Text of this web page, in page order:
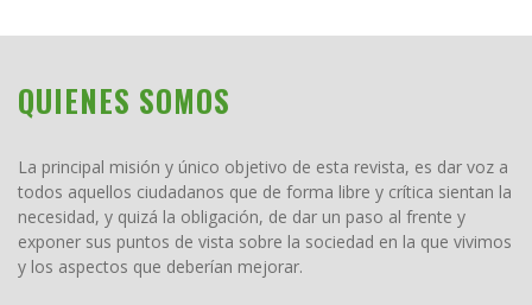
QUIENES SOMOS
La principal misión y único objetivo de esta revista, es dar voz a
todos aquellos ciudadanos que de forma libre y crítica sientan la
necesidad, y quizá la obligación, de dar un paso al frente y
exponer sus puntos de vista sobre la sociedad en la que vivimos
y los aspectos que deberían mejorar.